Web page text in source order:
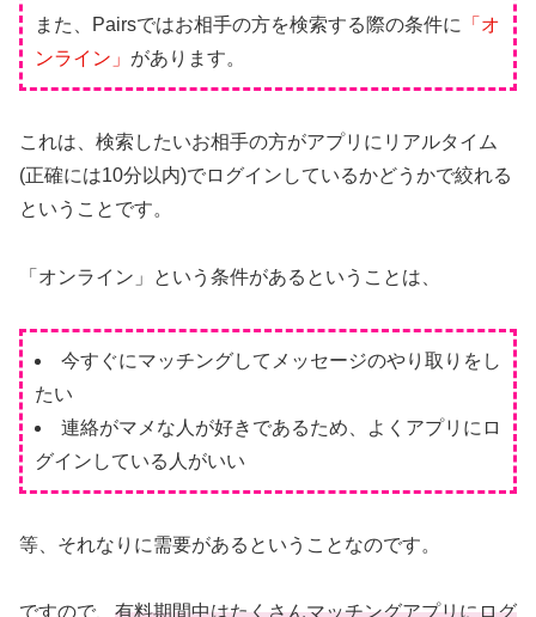
また、Pairsではお相手の方を検索する際の条件に
「オ
ンライン」 があります。
これは、検索したいお相手の方がアプリにリアルタイム
(正確には10分以内)でログインしているかどうかで絞れる
ということです。
「オンライン」という条件があるということは、
今すぐにマッチングしてメッセージのやり取りをし
たい
連絡がマメな人が好きであるため、よくアプリにロ
グインしている人がいい
等、それなりに需要があるということなのです。
ですので、 有料期間中はたくさんマッチングアプリにログ